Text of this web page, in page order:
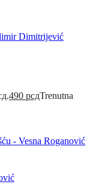
490 рсдTrenutna